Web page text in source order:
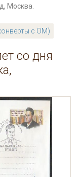
Москва.
с ОМ)
со дня